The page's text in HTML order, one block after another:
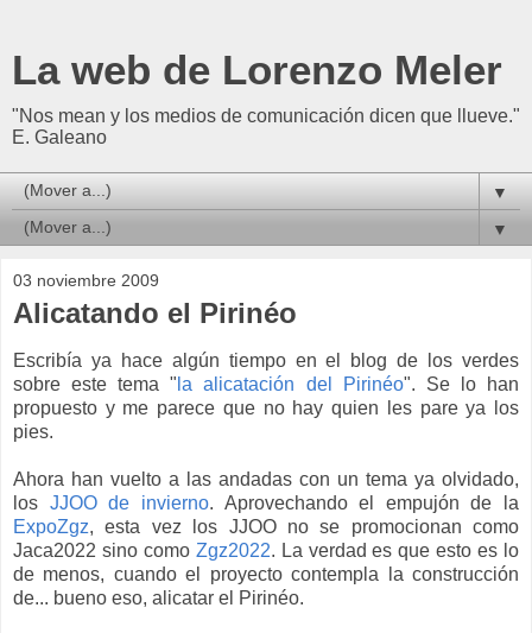
La web de Lorenzo Meler
"Nos mean y los medios de comunicación dicen que llueve."
E. Galeano
▼
▼
03 noviembre 2009
Alicatando el Pirinéo
Escribía ya hace algún tiempo en el blog de los verdes
sobre este tema " la alicatación del Pirinéo". Se lo han
propuesto y me parece que no hay quien les pare ya los
pies.
Ahora han vuelto a las andadas con un tema ya olvidado,
los JJOO de invierno. Aprovechando el empujón de la
ExpoZgz, esta vez los JJOO no se promocionan como
Jaca2022 sino como Zgz2022. La verdad es que esto es lo
de menos, cuando el proyecto contempla la construcción
de... bueno eso, alicatar el Pirinéo.